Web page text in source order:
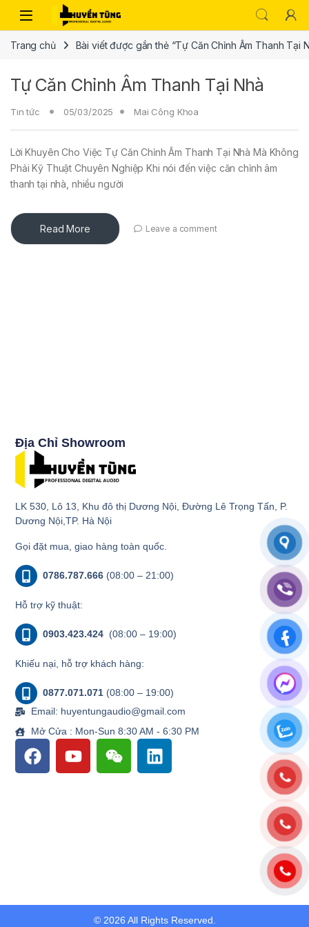
Trang chủ Bài viết được gắn thẻ “Tự Căn Chỉnh Âm Thanh Tại
Tự Căn Chỉnh Âm Thanh Tại Nhà
Tin tức 05/03/2025 Mai Công Khoa
Lời Khuyên Cho Việc Tự Căn Chỉnh Âm Thanh Tại Nhà Mà Không
Phải Kỹ Thuật Chuyên Nghiệp Khi nói đến việc căn chỉnh âm
thanh tại nhà, nhiều người
Read More Leave a comment
Địa Chỉ Showroom
LK 530, Lô 13, Khu đô thị Dương Nội, Đường Lê Trọng Tấn, P.
Dương Nội,TP. Hà Nội
Gọi đặt mua, giao hàng toàn quốc.
0786.787.666 (08:00 – 21:00)
Hỗ trợ kỹ thuật:
0903.423.424 (08:00 – 19:00)
Khiếu nại, hỗ trợ khách hàng:
0877.071.071 (08:00 – 19:00)
Email: huyentungaudio@gmail.com
Mở Cửa : Mon-Sun 8:30 AM - 6:30 PM
© 2026 All Rights Reserved.